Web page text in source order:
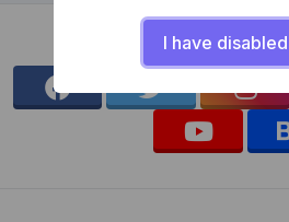
Bizi takip et
I have